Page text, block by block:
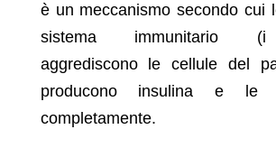
è un meccanismo secondo cui
sistema immunitario (i
aggrediscono le cellule del
producono insulina e le
completamente.